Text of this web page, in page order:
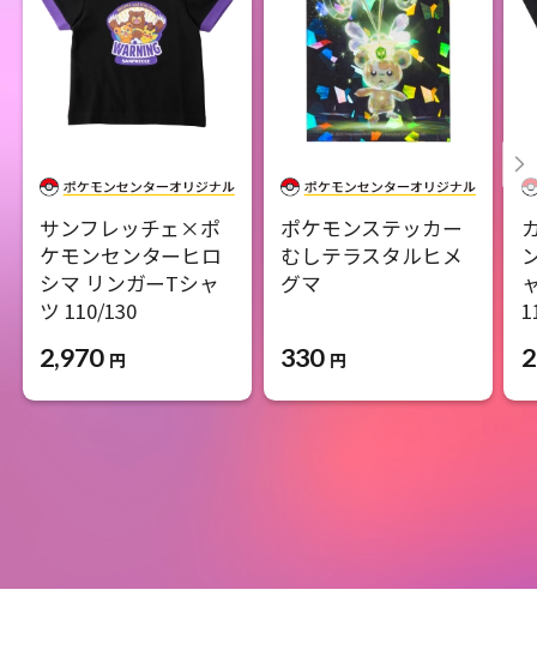
サンフレッチェ×ポ
ケモンセンターヒロ
シマ リンガーTシャ
ツ 110/130
2,970 円
ポケモンステッカー
むしテラスタルヒメ
グマ
330 円